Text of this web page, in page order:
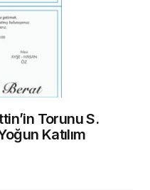
Torunu S.
Katılım